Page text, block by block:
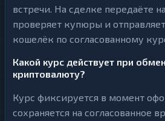
встречи. На сделке передаёте
проверяет купюры и
кошелёк по согласованному
Какой курс действует при
криптовалюту?
Курс фиксируется в момент
сохраняется на согласованное